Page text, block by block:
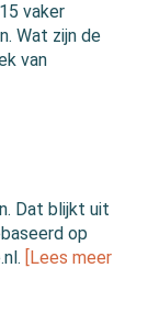
vaker
Wat zijn de
van
Dat blijkt uit
op
[Lees meer